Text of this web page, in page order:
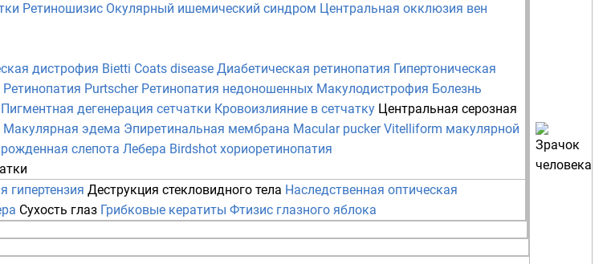
Ретиношизис Окулярный ишемический синдром Центральная окклюзия вен
дистрофия Bietti Coats disease Диабетическая ретинопатия Гипертоническая
Ретинопатия Purtscher Ретинопатия недоношенных Макулодистрофия Болезнь
Пигментная дегенерация сетчатки Кровоизлияние в сетчатку Центральная серозная
Макулярная эдема Эпиретинальная мембрана Macular pucker Vitelliform макулярной
слепота Лебера Birdshot хориоретинопатия
гипертензия Деструкция стекловидного тела Наследственная оптическая
Сухость глаз Грибковые кератиты Фтизис глазного яблока